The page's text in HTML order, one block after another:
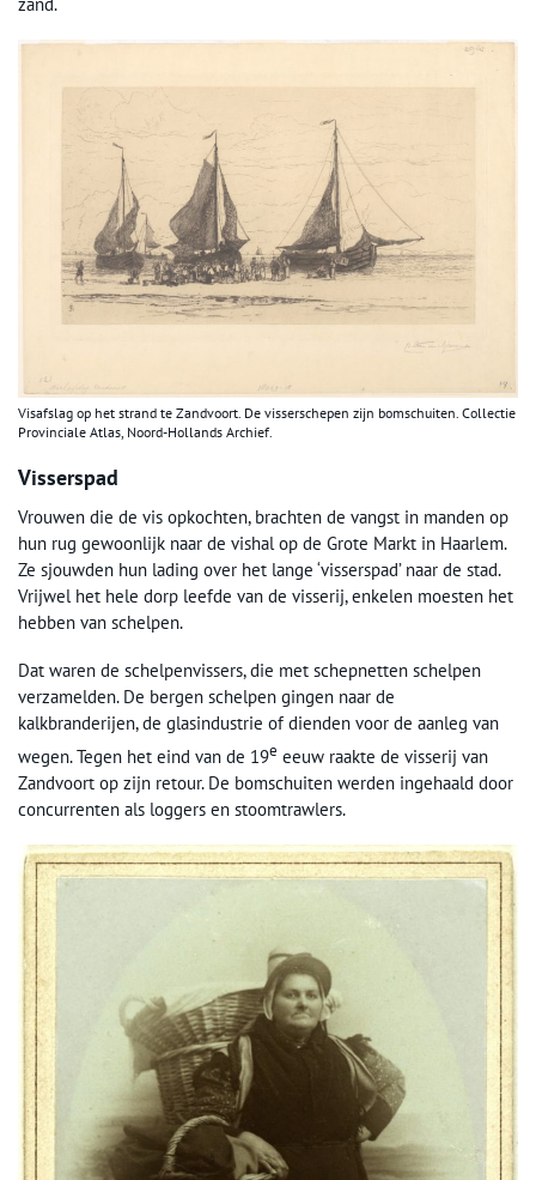
Visafslag op het strand te Zandvoort. De visserschepen zijn bomschuiten. Collectie
Provinciale Atlas, Noord-Hollands Archief.
Visserspad
Vrouwen die de vis opkochten, brachten de vangst in manden op
hun rug gewoonlijk naar de vishal op de Grote Markt in Haarlem.
Ze sjouwden hun lading over het lange ‘visserspad’ naar de stad.
Vrijwel het hele dorp leefde van de visserij, enkelen moesten het
hebben van schelpen.
Dat waren de schelpenvissers, die met schepnetten schelpen
verzamelden. De bergen schelpen gingen naar de
kalkbranderijen, de glasindustrie of dienden voor de aanleg van
wegen. Tegen het eind van de 19e eeuw raakte de visserij van
Zandvoort op zijn retour. De bomschuiten werden ingehaald door
concurrenten als loggers en stoomtrawlers.